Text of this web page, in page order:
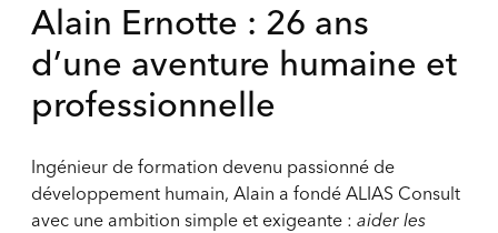
Alain Ernotte : 26 ans
d’une aventure humaine et
professionnelle
Ingénieur de formation devenu passionné de
développement humain, Alain a fondé ALIAS Consult
avec une ambition simple et exigeante : aider les